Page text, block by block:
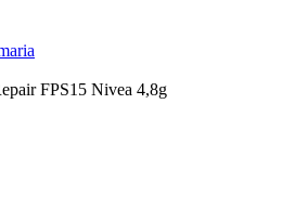
FPS15 Nivea 4,8g